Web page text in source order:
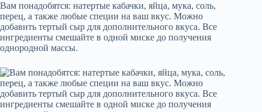
Вам понадобятся: натертые кабачки, яйца, мука, соль,
перец, а также любые специи на ваш вкус. Можно
добавить тертый сыр для дополнительного вкуса. Все
ингредиенты смешайте в одной миске до получения
однородной массы.